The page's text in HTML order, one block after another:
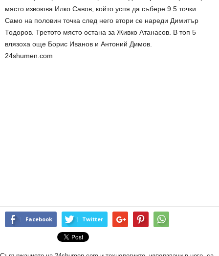
място извоюва Илко Савов, който успя да събере 9.5 точки.
Само на половин точка след него втори се нареди Димитър
Тодоров. Третото място остана за Живко Атанасов. В топ 5
влязоха още Борис Иванов и Антоний Димов.
24shumen.com
Facebook Twitter